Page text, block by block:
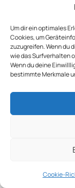
Um dir ein optimales
Cookies, um
zuzugreifen. Wenn du
wie das Surfverhalten
Wenn du deine
bestimmte Merkmale
Cookie-
g
öffentlichen